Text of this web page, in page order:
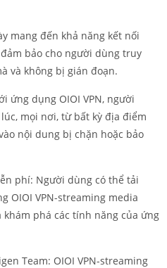
mang đến khả năng kết nối
bảo cho người dùng truy
và không bị gián đoạn.
ứng dụng OIOI VPN, người
mọi nơi, từ bất kỳ địa điểm
nội dung bị chặn hoặc bảo
phí: Người dùng có thể tải
OIOI VPN-streaming media
phá các tính năng của ứng
Team: OIOI VPN-streaming